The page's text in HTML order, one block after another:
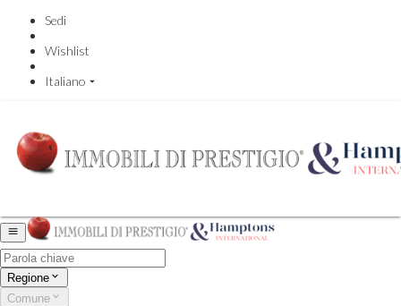
Sedi
Wishlist
Italiano
Regione
Comune